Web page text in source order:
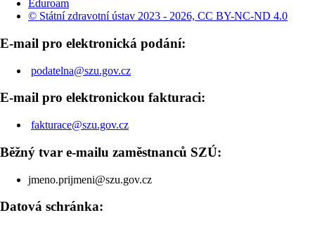
Eduroam
© Státní zdravotní ústav 2023 - 2026, CC BY-NC-ND 4.0
E-mail pro elektronická podání:
podatelna@szu.gov.cz
E-mail pro elektronickou fakturaci:
fakturace@szu.gov.cz
Běžný tvar e-mailu zaměstnanců SZÚ:
jmeno.prijmeni@szu.gov.cz
Datová schránka: